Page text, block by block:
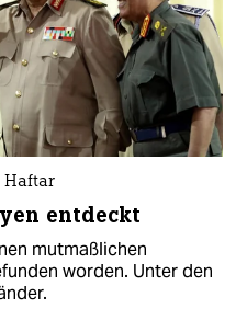
Haftar
entdeckt
mutmaßlichen
worden. Unter den